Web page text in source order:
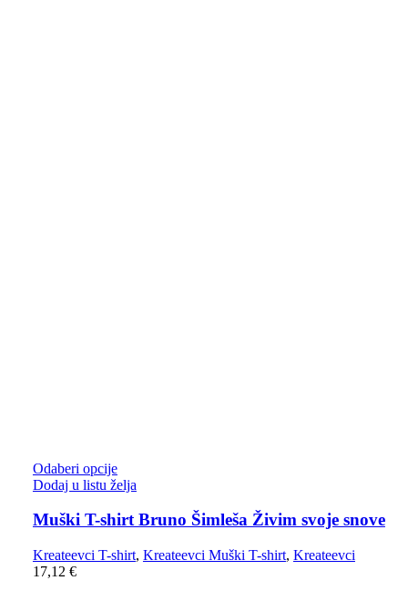
Odaberi opcije
Dodaj u listu želja
Muški T-shirt Bruno Šimleša Živim svoje snove
Kreateevci T-shirt, Kreateevci Muški T-shirt, Kreateevci
17,12 €